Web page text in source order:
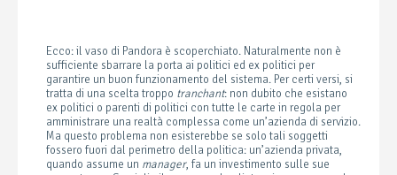
Ecco: il vaso di Pandora è scoperchiato. Naturalmente non è
sufficiente sbarrare la porta ai politici ed ex politici per
garantire un buon funzionamento del sistema. Per certi versi, si
tratta di una scelta troppo tranchant: non dubito che esistano
ex politici o parenti di politici con tutte le carte in regola per
amministrare una realtà complessa come un’azienda di servizio.
Ma questo problema non esisterebbe se solo tali soggetti
fossero fuori dal perimetro della politica: un’azienda privata,
quando assume un manager, fa un investimento sulle sue